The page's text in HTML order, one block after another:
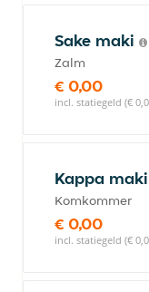
Sake maki
Zalm
€ 0,00
incl. statiegeld (€
Kappa maki
Komkommer
€ 0,00
incl. statiegeld (€